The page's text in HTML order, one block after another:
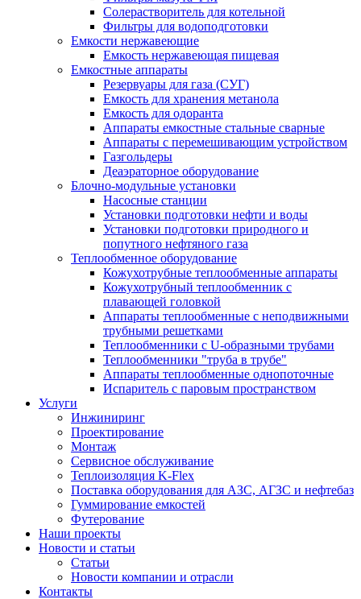
Солерастворитель для котельной
Фильтры для водоподготовки
Емкости нержавеющие
Емкость нержавеющая пищевая
Емкостные аппараты
Резервуары для газа (СУГ)
Емкость для хранения метанола
Емкость для одоранта
Аппараты емкостные стальные сварные
Аппараты с перемешивающим устройством
Газгольдеры
Деаэраторное оборудование
Блочно-модульные установки
Насосные станции
Установки подготовки нефти и воды
Установки подготовки природного и
попутного нефтяного газа
Теплообменное оборудование
Кожухотрубные теплообменные аппараты
Кожухотрубный теплообменник с
плавающей головкой
Аппараты теплообменные с неподвижными
трубными решетками
Теплообменники с U-образными трубами
Теплообменники "труба в трубе"
Аппараты теплообменные однопоточные
Испаритель с паровым пространством
Услуги
Инжиниринг
Проектирование
Монтаж
Сервисное обслуживание
Теплоизоляция K-Flex
Поставка оборудования для АЗС, АГЗС и нефтебаз
Гуммирование емкостей
Футерование
Наши проекты
Новости и статьи
Статьи
Новости компании и отрасли
Контакты